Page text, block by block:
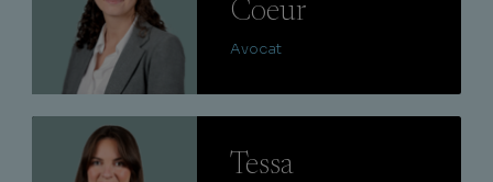
Coeur
Avocat
Tessa